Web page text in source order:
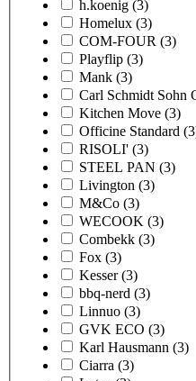
h.koenig (3)
Homelux (3)
COM-FOUR (3)
Playflip (3)
Mank (3)
Carl Schmidt Sohn
Kitchen Move (3)
Officine Standard
RISOLI' (3)
STEEL PAN (3)
Livington (3)
M&Co (3)
WECOOK (3)
Combekk (3)
Fox (3)
Kesser (3)
bbq-nerd (3)
Linnuo (3)
GVK ECO (3)
Karl Hausmann (3)
Ciarra (3)